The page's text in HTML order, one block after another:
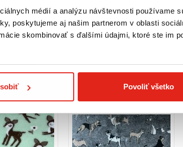
médií a analýzu návštevnosti používame
poskytujeme aj našim partnerom v oblasti
skombinovať s ďalšími údajmi, ktoré ste im
Povoliť všetko
na predajni
Rezervovať na predajni
Kúpiť